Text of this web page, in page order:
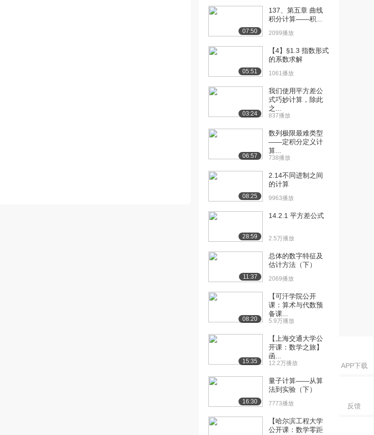
APP下载
反馈
[10] 1.2.2 古典概型（排列
组合）理...
9448播放
10:55
[11] 1.2.2 古典概型（排列
10:53
[12] 1.2.2 古典概型（排列
15:19
[13] 1.2.2 古典概型（排列
15:23
[14] 1.2.2 古典概型（排列
组合）例...
15:22
[15] 1.2.3 几何概型【板
书】（上）
书】（中）
书】（下）
书】（上...
[19] 1.2.4 频率与概率【板
书】（下...
5540播放
[20] 1.2.5 公理化（理论）
【板书】...
7750播放
07:50
137、第五章 曲线
积分计算——积...
2099播放
05:51
【4】§1.3 指数形式
的系数求解
1061播放
03:24
我们使用平方差公
式巧妙计算，除此
之...
837播放
06:57
数列极限最难类型
——定积分定义计
算...
738播放
08:25
2.14不同进制之间
的计算
9963播放
28:59
14.2.1 平方差公式
2.5万播放
11:37
总体的数字特征及
估计方法（下）
2069播放
08:20
【可汗学院公开
课：算术与代数预
备课...
5.9万播放
15:35
【上海交通大学公
开课：数学之旅】
函...
12.2万播放
16:30
量子计算——从算
法到实验（下）
7773播放
【哈尔滨工程大学
公开课：数学零距